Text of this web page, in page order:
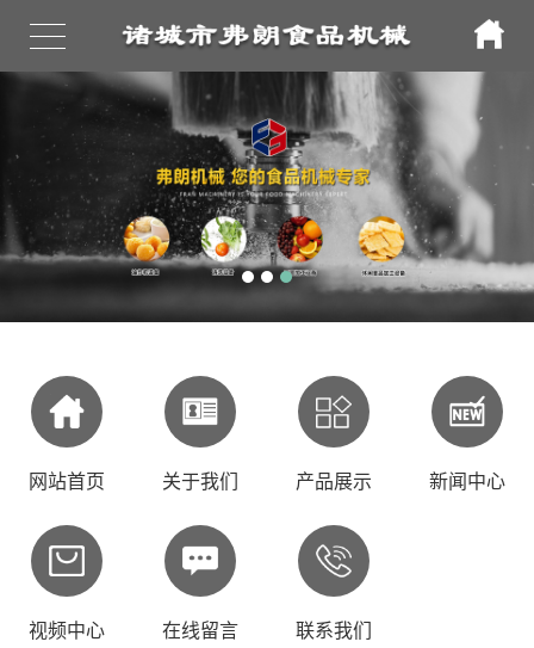
网站首页 关于我们 产品展示 新闻中心
视频中心 在线留言 联系我们
扫描二维码 X